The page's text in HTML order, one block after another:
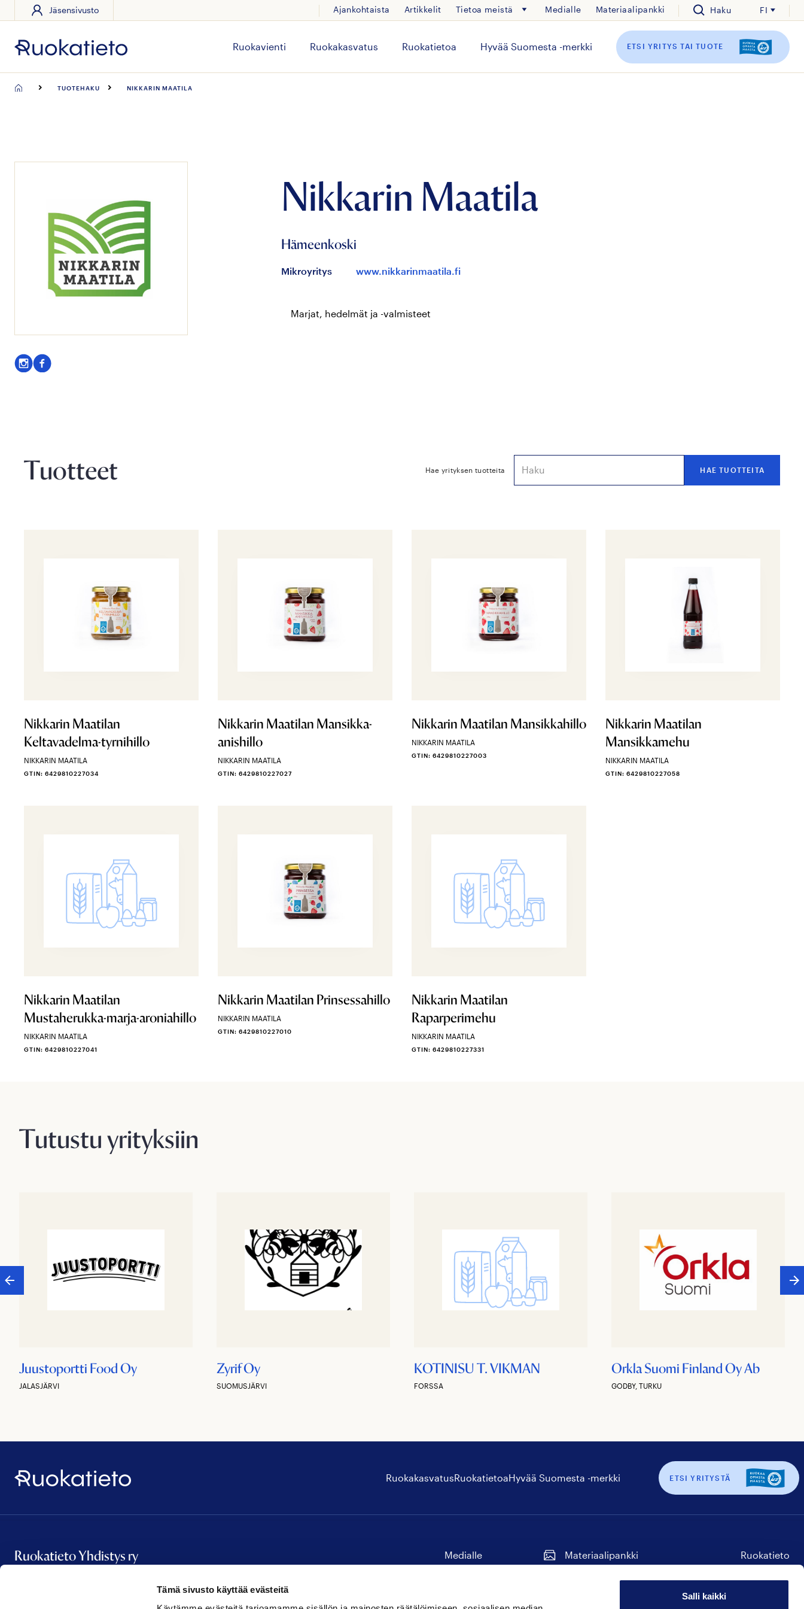
Tämä sivusto käyttää evästeitä
Salli kaikki
sisältöön
Jäsensivusto Ajankohtaista Artikkelit Tietoa meistä Medialle Materiaalipankki Haku FI
Ruokavienti Ruokakasvatus Ruokatietoa Hyvää Suomesta -merkki ETSI YRITYS TAI TUOTE
TUOTEHAKU NIKKARIN MAATILA
Nikkarin Maatila
Hämeenkoski
Mikroyritys www.nikkarinmaatila.fi
Marjat, hedelmät ja -valmisteet
SeuraaSeuraa
Tuotteet Hae yrityksen tuotteita
Nikkarin Maatilan
Keltavadelma-tyrnihillo
NIKKARIN MAATILA
GTIN: 6429810227034
Nikkarin Maatilan Mansikka-
anishillo
NIKKARIN MAATILA
GTIN: 6429810227027
Nikkarin Maatilan Mansikkahillo
NIKKARIN MAATILA
GTIN: 6429810227003
Nikkarin Maatilan
Mansikkamehu
NIKKARIN MAATILA
GTIN: 6429810227058
Nikkarin Maatilan
Mustaherukka-marja-aroniahillo
NIKKARIN MAATILA
GTIN: 6429810227041
Nikkarin Maatilan Prinsessahillo
NIKKARIN MAATILA
GTIN: 6429810227010
Nikkarin Maatilan
Raparperimehu
NIKKARIN MAATILA
GTIN: 6429810227331
Tutustu yrityksiin
Juustoportti Food Oy
JALASJÄRVI
Zyrif Oy
SUOMUSJÄRVI
KOTINISU T. VIKMAN
FORSSA
Orkla Suomi Finland Oy Ab
GODBY, TURKU
Ruokatieto
RuokakasvatusRuokatietoaHyvää Suomesta -merkki ETSI YRITYSTÄ
Ruokatieto Yhdistys ry
Medialle
Materiaalipankki
Ruokatieto
meitämeitämeitä